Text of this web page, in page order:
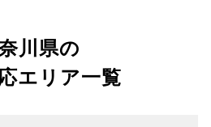
川県の
エリア一覧